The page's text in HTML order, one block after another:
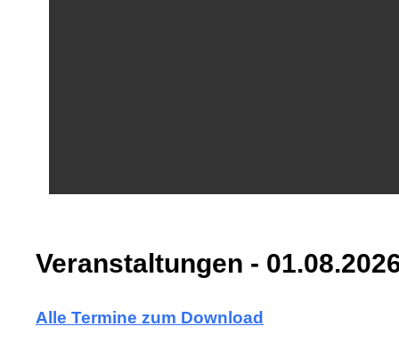
Veranstaltungen -
Alle Termine zum Download